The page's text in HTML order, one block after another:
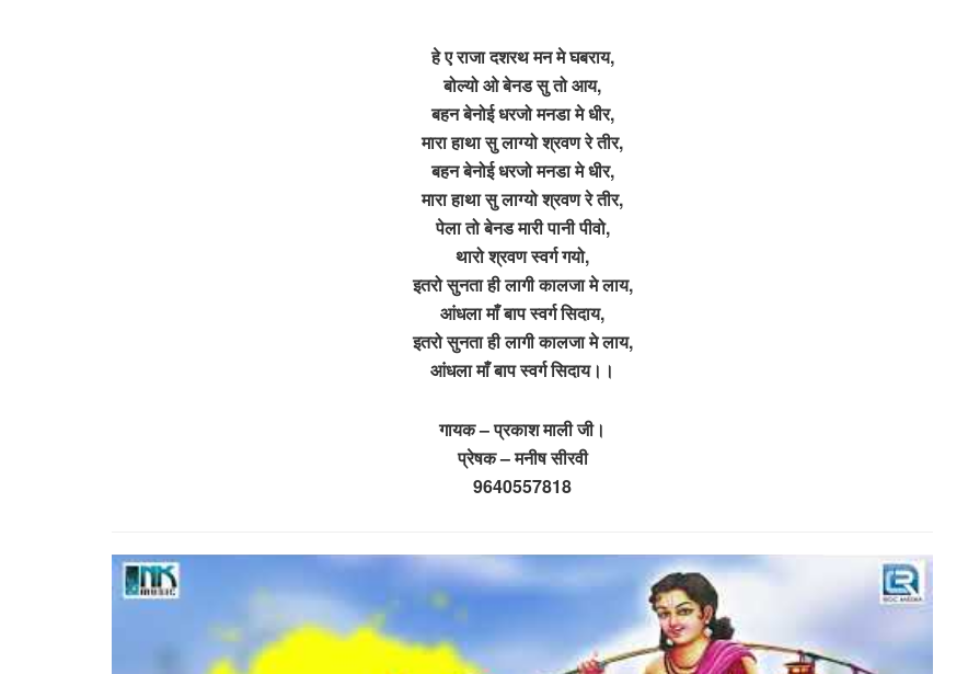
हे ए राजा दशरथ मन मे घबराय,
बोल्यो ओ बेनड सु तो आय,
बहन बेनोई धरजो मनडा मे धीर,
मारा हाथा सु लाग्यो श्रवण रे तीर,
बहन बेनोई धरजो मनडा मे धीर,
मारा हाथा सु लाग्यो श्रवण रे तीर,
पेला तो बेनड मारी पानी पीवो,
थारो श्रवण स्वर्ग गयो,
इतरो सुनता ही लागी कालजा मे लाय,
आंधला माँ बाप स्वर्ग सिदाय,
इतरो सुनता ही लागी कालजा मे लाय,
आंधला माँ बाप स्वर्ग सिदाय।।
गायक – प्रकाश माली जी।
प्रेषक – मनीष सीरवी
9640557818